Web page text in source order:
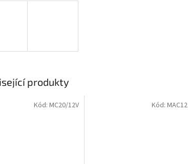
produkty
Kód: MC20/12V Kód: MAC12